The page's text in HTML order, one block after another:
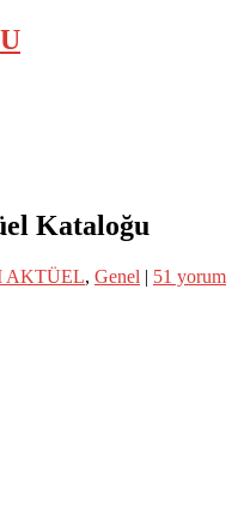
Kataloğu
AKTÜEL, Genel | 51 yorum